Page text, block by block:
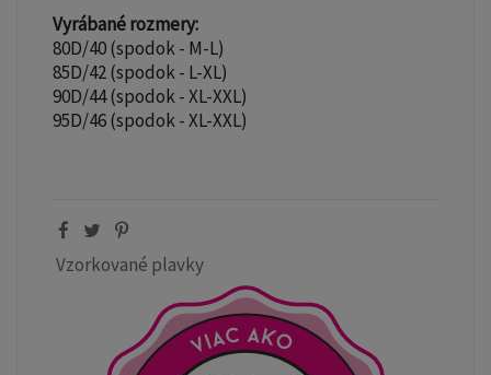
Vyrábané rozmery:
80D/40 (spodok - M-L)
85D/42 (spodok - L-XL)
90D/44 (spodok - XL-XXL)
95D/46 (spodok - XL-XXL)
Vzorkované plavky